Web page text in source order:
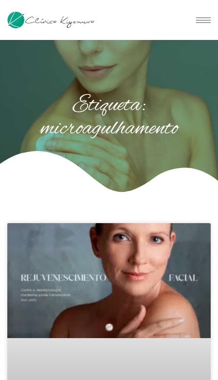
Etiqueta:
microagulhamento